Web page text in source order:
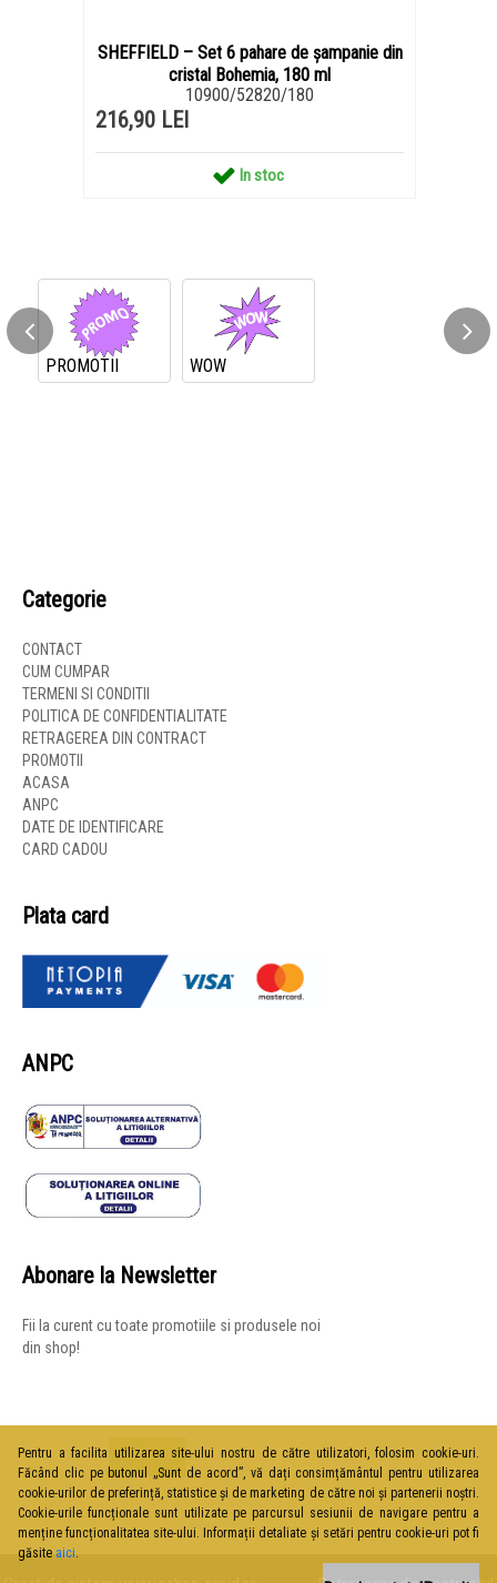
Pentru a facilita utilizarea site-ului nostru de către utilizatori, folosim cookie-uri.
Făcând clic pe butonul „Sunt de acord”, vă dați consimțământul pentru utilizarea
cookie-urilor de preferință, statistice și de marketing de către noi și partenerii noștri.
Cookie-urile funcționale sunt utilizate pe parcursul sesiunii de navigare pentru a
menține funcționalitatea site-ului. Informații detaliate și setări pentru cookie-uri pot fi
găsite aici.
SHEFFIELD – Set 6 pahare de șampanie din
cristal Bohemia, 180 ml
10900/52820/180
216,90 LEI
In stoc
PROMOTII WOW
Categorie
CONTACT
CUM CUMPAR
TERMENI SI CONDITII
POLITICA DE CONFIDENTIALITATE
RETRAGEREA DIN CONTRACT
PROMOTII
ACASA
ANPC
DATE DE IDENTIFICARE
CARD CADOU
Plata card
ANPC
Abonare la Newsletter
Fii la curent cu toate promotiile si produsele noi
din shop!